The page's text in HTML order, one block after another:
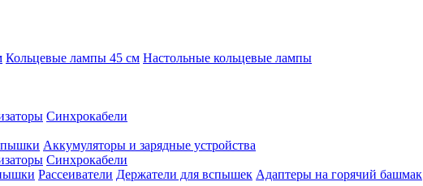
Кольцевые лампы 45 см Настольные кольцевые лампы
Синхрокабели
Аккумуляторы и зарядные устройства
Синхрокабели
Рассеиватели Держатели для вспышек Адаптеры на горячий башмак